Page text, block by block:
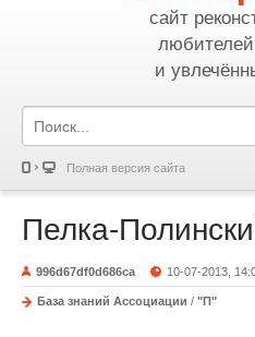
сайт
любителей
и
Полная версия сайта
Пелка-
996d67df0d686ca 10-07-2013,
База знаний Ассоциации / "П"